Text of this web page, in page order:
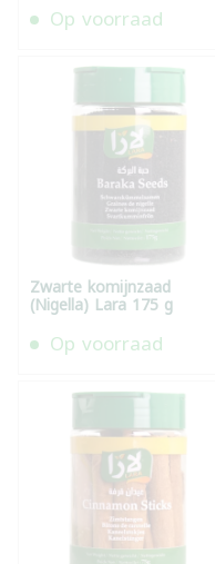
Op voorraad
Zwarte komijnzaad
(Nigella) Lara 175 g
Op voorraad